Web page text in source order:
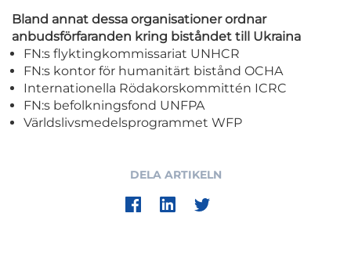
Bland annat dessa organisationer ordnar
anbudsförfaranden kring biståndet till Ukraina
FN:s flyktingkommissariat UNHCR
FN:s kontor för humanitärt bistånd OCHA
Internationella Rödakorskommittén ICRC
FN:s befolkningsfond UNFPA
Världslivsmedelsprogrammet WFP
DELA ARTIKELN